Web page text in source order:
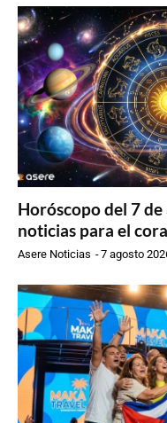
Horóscopo del 7 de
noticias para el
Asere Noticias -7 agosto